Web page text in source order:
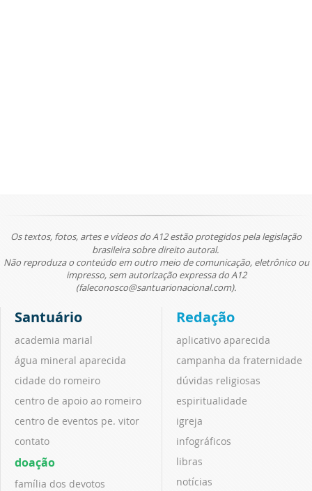
Os textos, fotos, artes e vídeos do A12 estão protegidos pela legislação
brasileira sobre direito autoral.
Não reproduza o conteúdo em outro meio de comunicação, eletrônico ou
impresso, sem autorização expressa do A12
(faleconosco@santuarionacional.com).
Santuário
academia marial
água mineral aparecida
cidade do romeiro
centro de apoio ao romeiro
centro de eventos pe. vitor
contato
doação
família dos devotos
Redação
aplicativo aparecida
campanha da fraternidade
dúvidas religiosas
espiritualidade
igreja
infográficos
libras
notícias